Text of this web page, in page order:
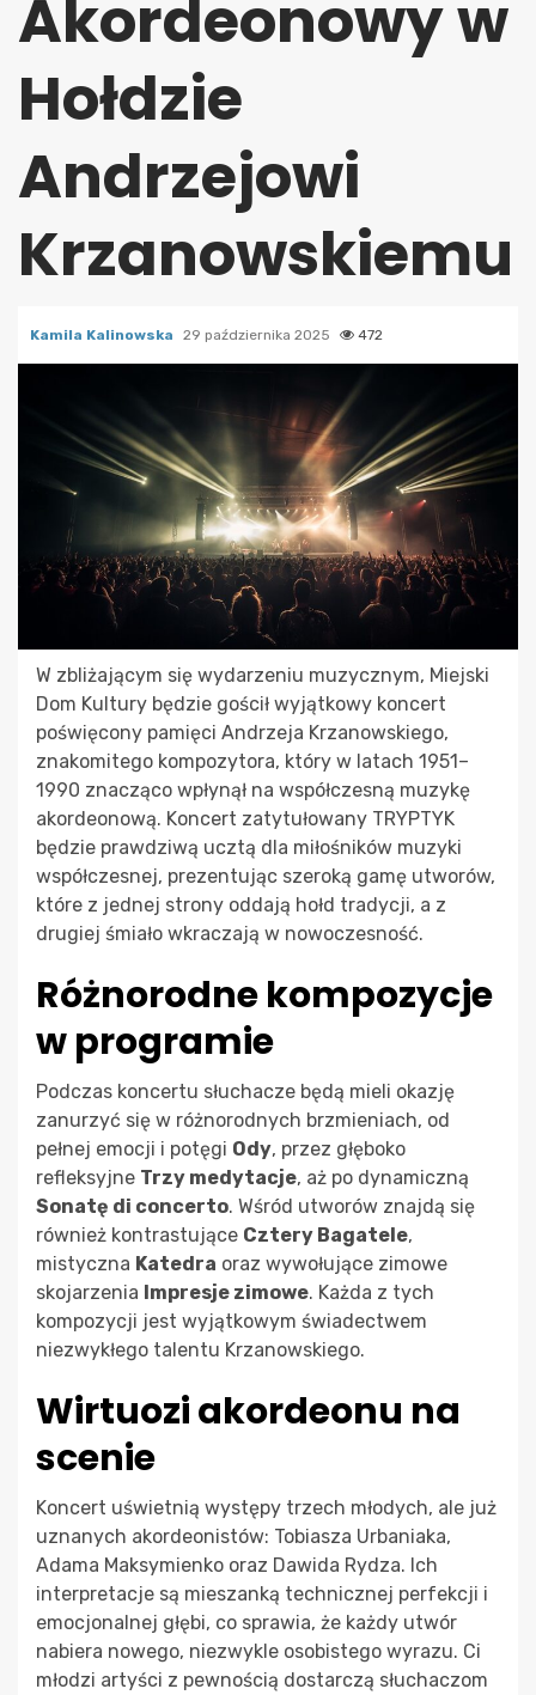
Akordeonowy w
Hołdzie
Andrzejowi
Krzanowskiemu
Kamila Kalinowska 29 października 2025 472
W zbliżającym się wydarzeniu muzycznym, Miejski
Dom Kultury będzie gościł wyjątkowy koncert
poświęcony pamięci Andrzeja Krzanowskiego,
znakomitego kompozytora, który w latach 1951–
1990 znacząco wpłynął na współczesną muzykę
akordeonową. Koncert zatytułowany TRYPTYK
będzie prawdziwą ucztą dla miłośników muzyki
współczesnej, prezentując szeroką gamę utworów,
które z jednej strony oddają hołd tradycji, a z
drugiej śmiało wkraczają w nowoczesność.
Różnorodne kompozycje
w programie
Podczas koncertu słuchacze będą mieli okazję
zanurzyć się w różnorodnych brzmieniach, od
pełnej emocji i potęgi Ody, przez głęboko
refleksyjne Trzy medytacje, aż po dynamiczną
Sonatę di concerto. Wśród utworów znajdą się
również kontrastujące Cztery Bagatele,
mistyczna Katedra oraz wywołujące zimowe
skojarzenia Impresje zimowe. Każda z tych
kompozycji jest wyjątkowym świadectwem
niezwykłego talentu Krzanowskiego.
Wirtuozi akordeonu na
scenie
Koncert uświetnią występy trzech młodych, ale już
uznanych akordeonistów: Tobiasza Urbaniaka,
Adama Maksymienko oraz Dawida Rydza. Ich
interpretacje są mieszanką technicznej perfekcji i
emocjonalnej głębi, co sprawia, że każdy utwór
nabiera nowego, niezwykle osobistego wyrazu. Ci
młodzi artyści z pewnością dostarczą słuchaczom